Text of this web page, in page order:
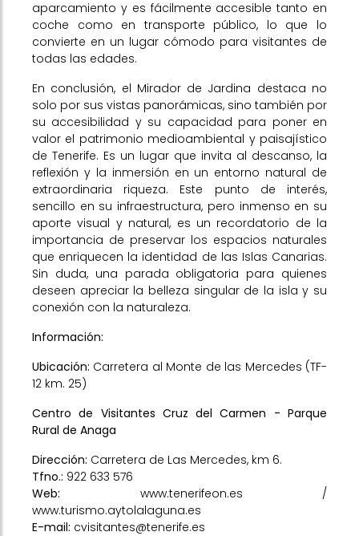
aparcamiento y es fácilmente accesible tanto en
coche como en transporte público, lo que lo
convierte en un lugar cómodo para visitantes de
todas las edades.
En conclusión, el Mirador de Jardina destaca no
solo por sus vistas panorámicas, sino también por
su accesibilidad y su capacidad para poner en
valor el patrimonio medioambiental y paisajístico
de Tenerife. Es un lugar que invita al descanso, la
reflexión y la inmersión en un entorno natural de
extraordinaria riqueza. Este punto de interés,
sencillo en su infraestructura, pero inmenso en su
aporte visual y natural, es un recordatorio de la
importancia de preservar los espacios naturales
que enriquecen la identidad de las Islas Canarias.
Sin duda, una parada obligatoria para quienes
deseen apreciar la belleza singular de la isla y su
conexión con la naturaleza.
Información:
Ubicación: Carretera al Monte de las Mercedes (TF-
12 km. 25)
Centro de Visitantes Cruz del Carmen - Parque
Rural de Anaga
Dirección: Carretera de Las Mercedes, km 6.
Tfno.: 922 633 576
Web: www.tenerifeon.es /
www.turismo.aytolalaguna.es
E-mail: cvisitantes@tenerife.es